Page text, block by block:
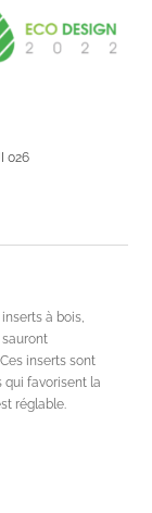
026
à bois,
sauront
inserts sont
qui favorisent la
réglable.